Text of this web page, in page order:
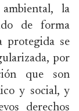
la
de forma
protegida se
por
que son
y social, y
derechos